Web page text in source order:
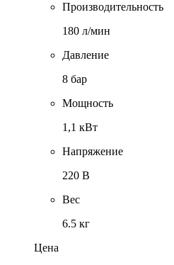
Производительность
180 л/мин
Давление
8 бар
Мощность
1,1 кВт
Напряжение
220 В
Вес
6.5 кг
Цена